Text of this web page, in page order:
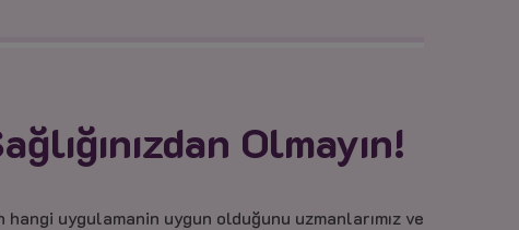
Olmayın!
uygulamanin uygun olduğunu uzmanlarımız ve